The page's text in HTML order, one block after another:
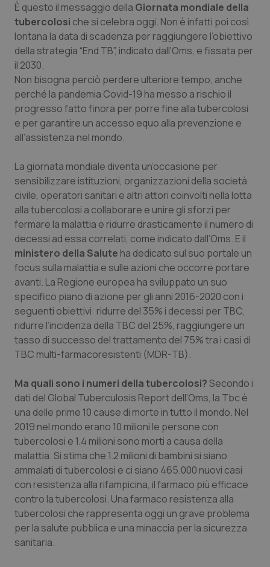
Calabria
Campania
Emilia-Romagna
Friuli Venezia Giulia
Lazio
Liguria
Lombardia
Marche
Molise
Piemonte
Provincia Autonoma di Bolzano
Provincia Autonoma di Trento
Puglia
Sardegna
Sicilia
Toscana
Umbria
Valle D’Aosta
Asma & BPCO
Car-T
Colesterolo & coronaropatie
Dermatite Atopica
Diabete & glucometri
Disturbi dell’umore
Dolore
Donna & Salute
Epatiti
HIV
Infezioni & Febbre
Ipertensione & Scompenso
Malattie rare
Malattia di Crohn & Rettocolite Ulcerosa
Neuroscienze & patologie neurodegenerative
Obesità
Oftalmologia
Oncodermatologia
È questo il messaggio della Giornata mondiale della
tubercolosi che si celebra oggi. Non è infatti poi così
lontana la data di scadenza per raggiungere l’obiettivo
della strategia “End TB”, indicato dall’Oms, e fissata per
il 2030.
Non bisogna perciò perdere ulteriore tempo, anche
perché la pandemia Covid-19 ha messo a rischio il
progresso fatto finora per porre fine alla tubercolosi
e per garantire un accesso equo alla prevenzione e
all’assistenza nel mondo.
La giornata mondiale diventa un’occasione per
sensibilizzare istituzioni, organizzazioni della società
civile, operatori sanitari e altri attori coinvolti nella lotta
alla tubercolosi a collaborare e unire gli sforzi per
fermare la malattia e ridurre drasticamente il numero di
decessi ad essa correlati, come indicato dall’Oms. E il
ministero della Salute ha dedicato sul suo portale un
focus sulla malattia e sulle azioni che occorre portare
avanti. La Regione europea ha sviluppato un suo
specifico piano di azione per gli anni 2016-2020 con i
seguenti obiettivi: ridurre del 35% i decessi per TBC,
ridurre l’incidenza della TBC del 25%, raggiungere un
tasso di successo del trattamento del 75% tra i casi di
TBC multi-farmacoresistenti (MDR-TB).
Ma quali sono i numeri della tubercolosi?Secondo i
dati del Global Tuberculosis Report dell’Oms, la Tbc è
una delle prime 10 cause di morte in tutto il mondo. Nel
2019 nel mondo erano 10 milioni le persone con
tubercolosi e 1.4 milioni sono morti a causa della
malattia. Si stima che 1.2 milioni di bambini si siano
ammalati di tubercolosi e ci siano 465.000 nuovi casi
con resistenza alla rifampicina, il farmaco più efficace
contro la tubercolosi. Una farmaco resistenza alla
tubercolosi che rappresenta oggi un grave problema
per la salute pubblica e una minaccia per la sicurezza
sanitaria.